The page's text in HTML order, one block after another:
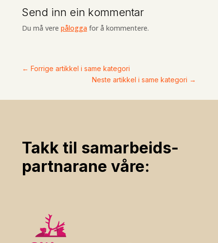
Send inn ein kommentar
Du må vere påloggafor å kommentere.
← Forrige artikkel i same kategori
Neste artikkel i same kategori →
Takk til samarbeids­
partnarane våre: